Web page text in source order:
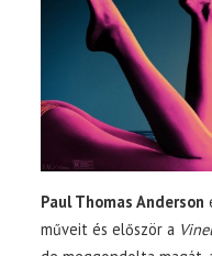
Paul Thomas Anderson
műveit és először a